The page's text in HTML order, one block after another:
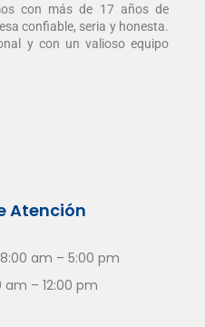
con más de 17 años de
confiable, seria y honesta.
y con un valioso equipo
Atención
8:00 am – 5:00 pm
– 12:00 pm